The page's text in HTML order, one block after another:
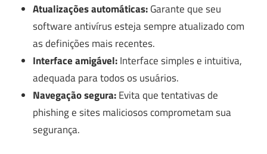
Atualizações automáticas:Garante que seu
software antivírus esteja sempre atualizado com
as definições mais recentes.
Interface amigável:Interface simples e intuitiva,
adequada para todos os usuários.
Navegação segura:Evita que tentativas de
phishing e sites maliciosos comprometam sua
segurança.